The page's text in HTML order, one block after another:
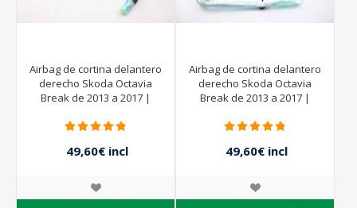
Airbag de cortina delantero
derecho Skoda Octavia
Break de 2013 a 2017 |
49,60€ incl
impuestos
Airbag de cortina delantero
derecho Skoda Octavia
Break de 2013 a 2017 |
49,60€ incl
impuestos